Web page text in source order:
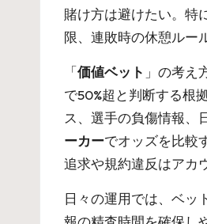
賭け方は避けたい。特
限、連敗時の休憩ルー
「価値ベット 」の考え
で50%超と判断する根
ス、選手の負傷情報、
ーカーでオッズを比較
追求や規約違反はアカ
日々の運用では、ベッ